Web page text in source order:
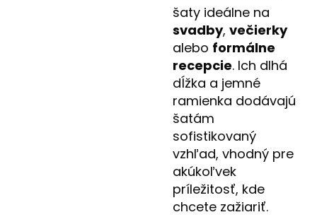
šaty ideálne na
svadby, večierky
alebo formálne
recepcie. Ich dlhá
dĺžka a jemné
ramienka dodávajú
šatám
sofistikovaný
vzhľad, vhodný pre
akúkoľvek
príležitosť, kde
chcete zažiariť.